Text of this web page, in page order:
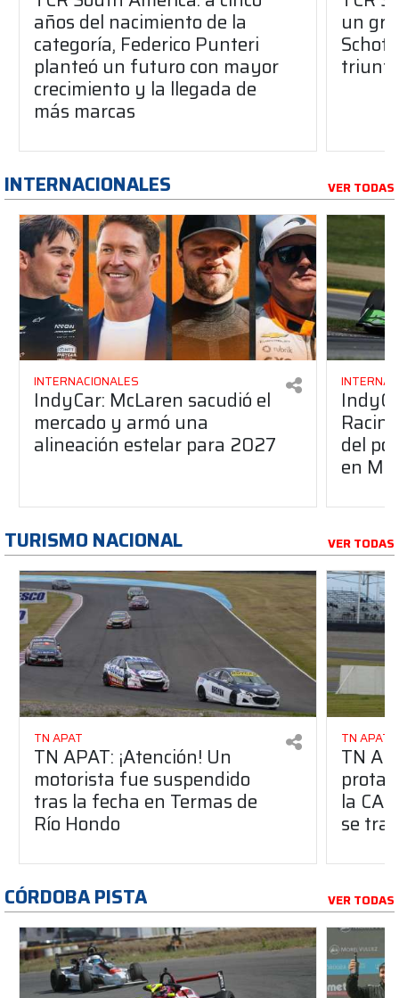
años del nacimiento de la
categoría, Federico Punteri
planteó un futuro con mayor
crecimiento y la llegada de
más marcas
un
INTERNACIONALES VER TODAS
INTERNACIONALES
IndyCar: McLaren sacudió el
mercado y armó una
alineación estelar para 2027 del
en
TURISMO NACIONAL VER TODAS
TN APAT
TN APAT: ¡Atención! Un
motorista fue suspendido
tras la fecha en Termas de
Río Hondo
TN APAT
TN
la
se
CÓRDOBA PISTA VER TODAS